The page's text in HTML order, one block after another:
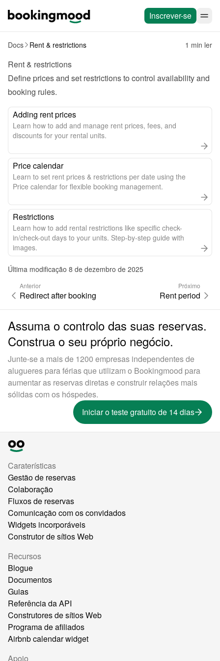
Inscrever-se
Docs Rent & restrictions 1 min ler
Rent & restrictions
Define prices and set restrictions to control availability and
booking rules.
Adding rent prices
Learn how to add and manage rent prices, fees, and
discounts for your rental units.
Price calendar
Learn to set rent prices & restrictions per date using the
Price calendar for flexible booking management.
Restrictions
Learn how to add rental restrictions like specific check-
in/check-out days to your units. Step-by-step guide with
images.
Última modificação 8 de dezembro de 2025
Anterior
Redirect after booking
Próximo
Rent period
Assuma o controlo das suas reservas.
Construa o seu próprio negócio.
Junte-se a mais de 1200 empresas independentes de
alugueres para férias que utilizam o Bookingmood para
aumentar as reservas diretas e construir relações mais
sólidas com os hóspedes.
Iniciar o teste gratuito de 14 dias
Caraterísticas
Gestão de reservas
Colaboração
Fluxos de reservas
Comunicação com os convidados
Widgets incorporáveis
Construtor de sítios Web
Recursos
Blogue
Documentos
Guias
Referência da API
Construtores de sítios Web
Programa de afiliados
Airbnb calendar widget
Apoio